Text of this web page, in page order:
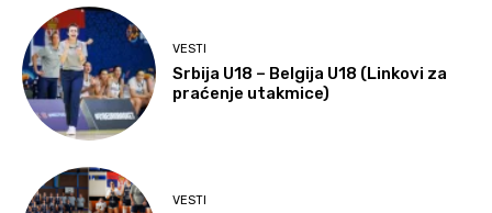
VESTI
Srbija U18 – Belgija U18 (Linkovi za
praćenje utakmice)
VESTI